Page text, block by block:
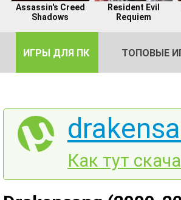
Assassin's Creed
Shadows
Resident Evil
Requiem
ИГРЫ ДЛЯ ПК ТОПОВЫЕ
Как тут